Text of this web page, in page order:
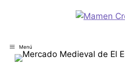
Menú